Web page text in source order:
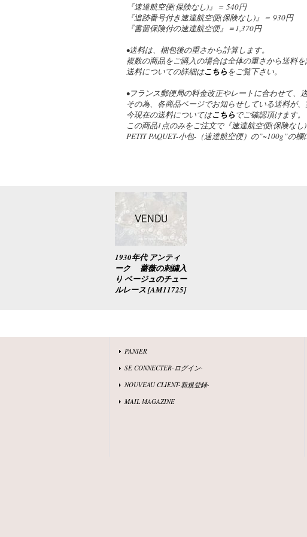
『速達航空便(保険なし)』＝ 540円
『追跡番号付き速達航空便(保険なし)』＝ 930円
『書留保険付の速達航空便』＝1,370円
•送料は、梱包後の重さから計算します。
複数の商品をご購入の場合は全体の重さから送料
送料についての詳細はこちらをご覧下さい。
•フランス郵便局の料金改正やレートに合わせて、
その為、各商品ページでお知らせしている送料が
今現在の送料についてはこちらでご確認頂けます。
この商品1点のみをご注文で『速達航空便(保険なし)
PETIT PAQUET-小包-（速達航空便）の”~100g”の
1930年代 アンティ
ーク 薔薇の刺繍入
り ベージュのチュー
ルレース[AM11725]
PANIER
SE CONNECTER-ログイン-
NOUVEAU CLIENT-新規登録-
MAIL MAGAZINE